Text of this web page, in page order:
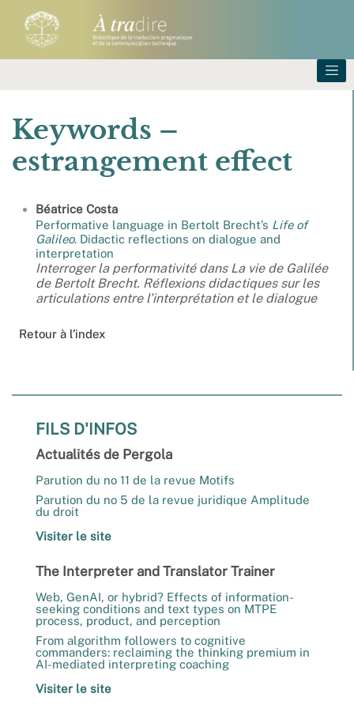
Keywords –
estrangement effect
Béatrice Costa
Performative language in Bertolt Brecht’s Life of
Galileo. Didactic reflections on dialogue and
interpretation
Interroger la performativité dans La vie de Galilée
de Bertolt Brecht. Réflexions didactiques sur les
articulations entre l’interprétation et le dialogue
Retour à l’index
FILS D'INFOS
Actualités de Pergola
Parution du no 11 de la revue Motifs
Parution du no 5 de la revue juridique Amplitude
du droit
Visiter le site
The Interpreter and Translator Trainer
Web, GenAI, or hybrid? Effects of information-
seeking conditions and text types on MTPE
process, product, and perception
From algorithm followers to cognitive
commanders: reclaiming the thinking premium in
AI-mediated interpreting coaching
Visiter le site